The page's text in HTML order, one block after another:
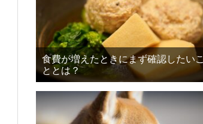
食費が増えたときにまず確認したいこ
ととは？